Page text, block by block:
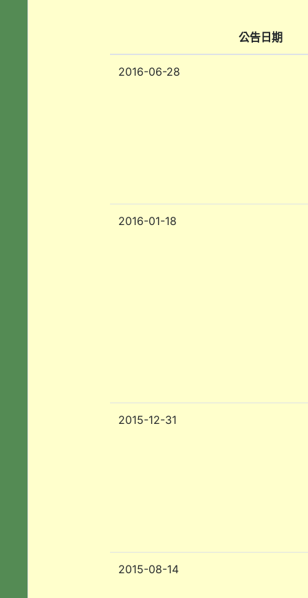
公告日期
2016-06-28
2016-01-18
2015-12-31
2015-08-14